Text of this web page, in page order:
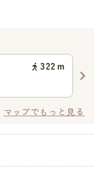
322 ｍ
マップでもっと見る